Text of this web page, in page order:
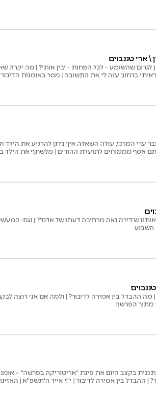
\ ארי טננבוים
לגרום שהשומע - לכל הפחות - יבין אותי? | מה יקרה
ברחוב ענה לי את התשובה | מסר באומנות
המרכז, עולה השאלה איך ניתן להרגיע את הילד
אסף מממוחים לתועלת ההורים | מלשתף את הילד
ש'דירה נאה מרחיבה דעתו של אדם'? | וגם:
השבוע
מה ההבדל בין אמירה לדיבור? | ולמה אם אני רוצה
מתוך הפרשה
בקצב היום את פינת "אריטוריקה בפרשה" –
ההבדל בין אמירה לדיבור | י"ז אייר ה'תשפ"א | האזינו